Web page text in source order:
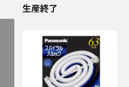
生産終了